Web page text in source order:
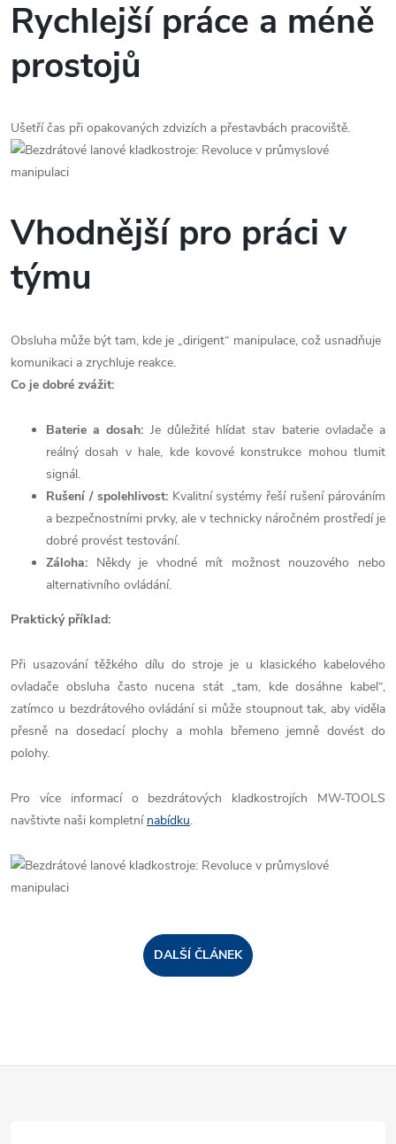
Rychlejší práce a méně
prostojů
Ušetří čas při opakovaných zdvizích a přestavbách pracoviště.
Vhodnější pro práci v
týmu
Obsluha může být tam, kde je „dirigent“ manipulace, což usnadňuje
komunikaci a zrychluje reakce.
Co je dobré zvážit:
Baterie a dosah: Je důležité hlídat stav baterie ovladače a
reálný dosah v hale, kde kovové konstrukce mohou tlumit
signál.
Rušení / spolehlivost:Kvalitní systémy řeší rušení párováním
a bezpečnostními prvky, ale v technicky náročném prostředí je
dobré provést testování.
Záloha: Někdy je vhodné mít možnost nouzového nebo
alternativního ovládání.
Praktický příklad:
Při usazování těžkého dílu do stroje je u klasického kabelového
ovladače obsluha často nucena stát „tam, kde dosáhne kabel“,
zatímco u bezdrátového ovládání si může stoupnout tak, aby viděla
přesně na dosedací plochy a mohla břemeno jemně dovést do
polohy.
Pro více informací o bezdrátových kladkostrojích MW-TOOLS
navštivte naši kompletní nabídku.
DALŠÍ ČLÁNEK